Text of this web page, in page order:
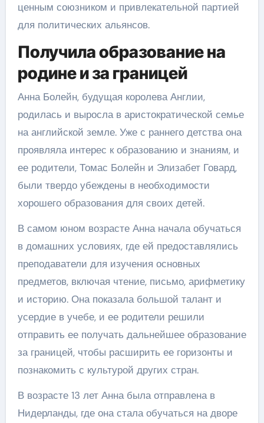
ценным союзником и привлекательной партией
для политических альянсов.
Получила образование на
родине и за границей
Анна Болейн, будущая королева Англии,
родилась и выросла в аристократической семье
на английской земле. Уже с раннего детства она
проявляла интерес к образованию и знаниям, и
ее родители, Томас Болейн и Элизабет Говард,
были твердо убеждены в необходимости
хорошего образования для своих детей.
В самом юном возрасте Анна начала обучаться
в домашних условиях, где ей предоставлялись
преподаватели для изучения основных
предметов, включая чтение, письмо, арифметику
и историю. Она показала большой талант и
усердие в учебе, и ее родители решили
отправить ее получать дальнейшее образование
за границей, чтобы расширить ее горизонты и
познакомить с культурой других стран.
В возрасте 13 лет Анна была отправлена в
Нидерланды, где она стала обучаться на дворе